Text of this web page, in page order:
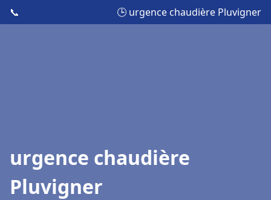
📞 🕒 urgence chaudière Pluvigner
urgence chaudière
Pluvigner